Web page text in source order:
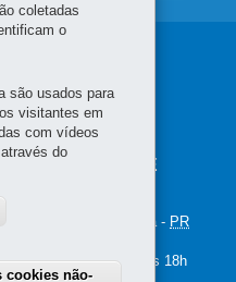
FAZENDA
DE PROJETOS E
Curitiba- PR
às 12h e das 13h30 às 18h
coletadas
o
são usados para
visitantes em
com vídeos
do
cookies não-